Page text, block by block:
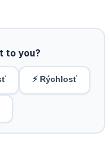
to you?
⚡ Rýchlosť